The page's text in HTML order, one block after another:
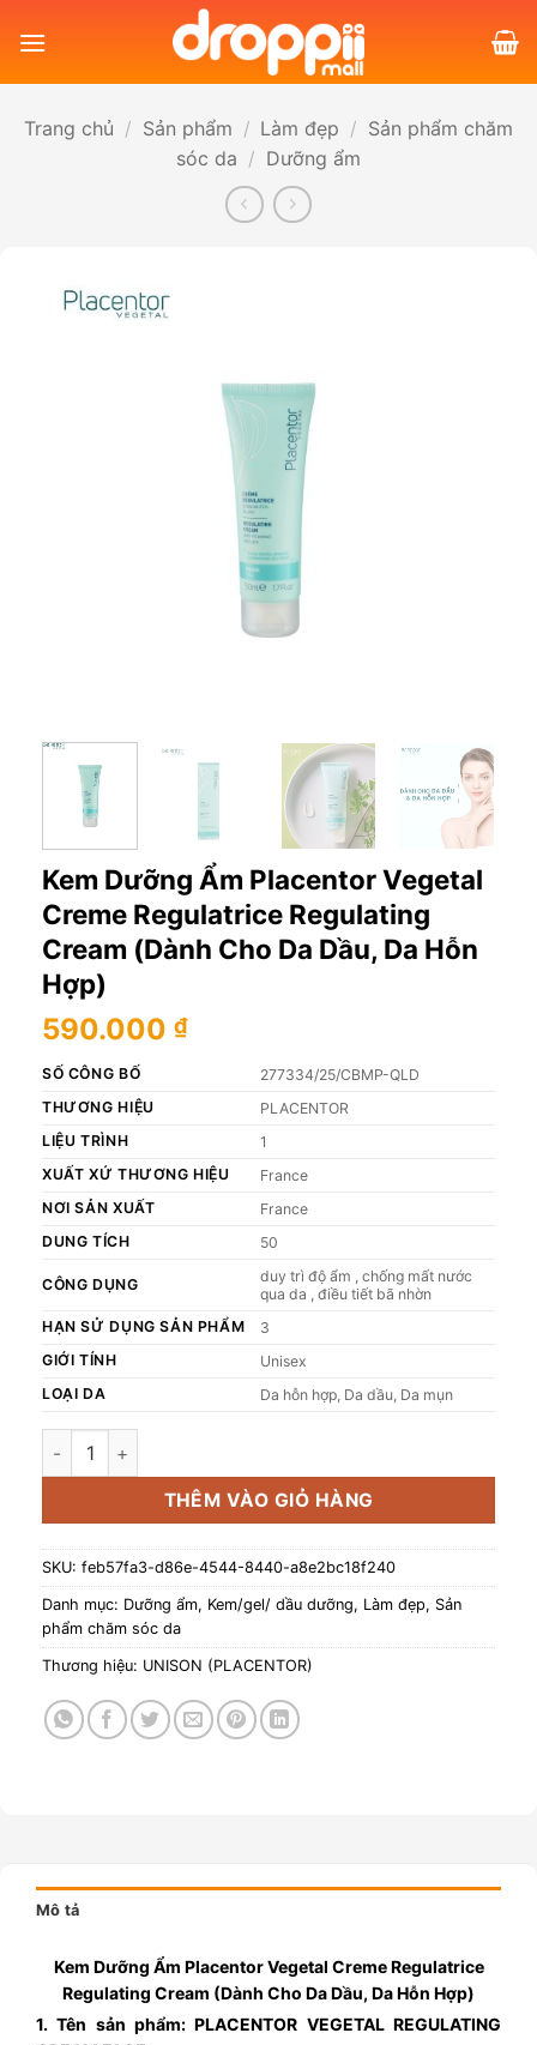
qua
Trang chủ / Sản phẩm / Làm đẹp / Sản phẩm chăm
sóc da / Dưỡng ẩm
Kem Dưỡng Ẩm Placentor Vegetal
Creme Regulatrice Regulating
Cream (Dành Cho Da Dầu, Da Hỗn
Hợp)
590.000 ₫
SỐ CÔNG BỐ
277334/25/CBMP-QLD
THƯƠNG HIỆU
PLACENTOR
LIỆU TRÌNH
1
XUẤT XỨ THƯƠNG HIỆU
France
NƠI SẢN XUẤT
France
DUNG TÍCH
50
CÔNG DỤNG
duy trì độ ẩm , chống mất nước
qua da , điều tiết bã nhờn
HẠN SỬ DỤNG SẢN PHẨM
3
GIỚI TÍNH
Unisex
LOẠI DA
Da hỗn hợp, Da dầu, Da mụn
Kem Dưỡng Ẩm Placentor Vegetal Creme Regulatrice
THÊM VÀO GIỎ HÀNG
SKU: feb57fa3-d86e-4544-8440-a8e2bc18f240
Danh mục: Dưỡng ẩm, Kem/gel/ dầu dưỡng, Làm đẹp, Sản
phẩm chăm sóc da
Thương hiệu: UNISON (PLACENTOR)
Mô tả
Kem Dưỡng Ẩm Placentor Vegetal Creme Regulatrice
Regulating Cream (Dành Cho Da Dầu, Da Hỗn Hợp)
1. Tên sản phẩm: PLACENTOR VEGETAL REGULATING